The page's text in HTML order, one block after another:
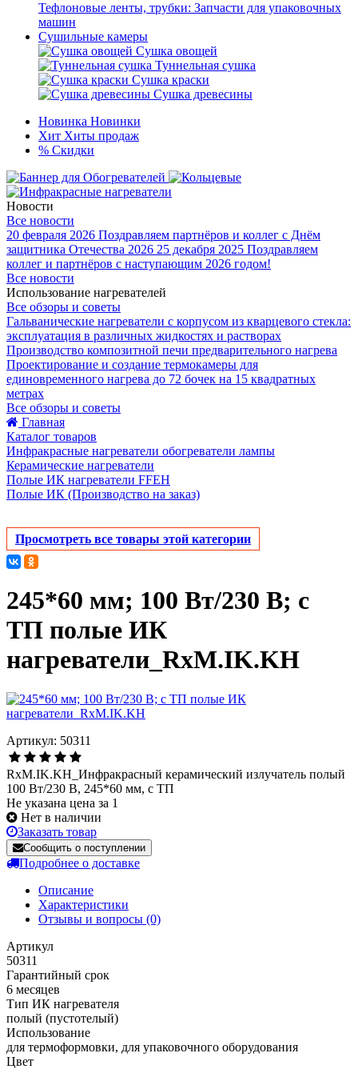
Тефлоновые ленты, трубки: Запчасти для упаковочных
машин
Сушильные камеры
Сушка овощей
Туннельная сушка
Сушка краски
Сушка древесины
Новинка Новинки
Хит Хиты продаж
% Скидки
Новости
Все новости
20 февраля 2026 Поздравляем партнёров и коллег с Днём
защитника Отечества 2026 25 декабря 2025 Поздравляем
коллег и партнёров с наступающим 2026 годом!
Все новости
Использование нагревателей
Все обзоры и советы
Гальванические нагреватели с корпусом из кварцевого стекла:
эксплуатация в различных жидкостях и растворах
Производство композитной печи предварительного нагрева
Проектирование и создание термокамеры для
единовременного нагрева до 72 бочек на 15 квадратных
метрах
Все обзоры и советы
Главная
Каталог товаров
Инфракрасные нагреватели обогреватели лампы
Керамические нагреватели
Полые ИК нагреватели FFEH
Полые ИК (Производство на заказ)
Просмотреть все товары этой категории
245*60 мм; 100 Вт/230 В; с
ТП полые ИК
нагреватели_RxM.IK.KH
Артикул: 50311
RxM.IK.KH_Инфракрасный керамический излучатель полый
100 Вт/230 В, 245*60 мм, с ТП
Не указана цена за 1
Нет в наличии
Заказать товар
Сообщить о поступлении
Подробнее о доставке
Описание
Характеристики
Отзывы и вопросы (0)
Артикул
50311
Гарантийный срок
6 месяцев
Тип ИК нагревателя
полый (пустотелый)
Использование
для термоформовки, для упаковочного оборудования
Цвет